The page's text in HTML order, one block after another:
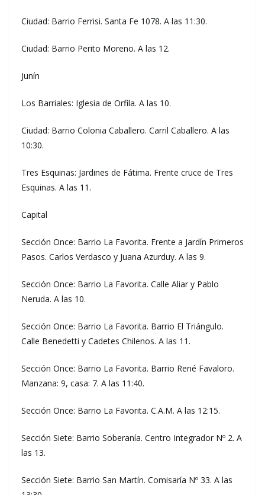
Ciudad: Barrio Ferrisi. Santa Fe 1078. A las 11:30.
Ciudad: Barrio Perito Moreno. A las 12.
Junín
Los Barriales: Iglesia de Orfila. A las 10.
Ciudad: Barrio Colonia Caballero. Carril Caballero. A las
10:30.
Tres Esquinas: Jardines de Fátima. Frente cruce de Tres
Esquinas. A las 11.
Capital
Sección Once: Barrio La Favorita. Frente a Jardín Primeros
Pasos. Carlos Verdasco y Juana Azurduy. A las 9.
Sección Once: Barrio La Favorita. Calle Aliar y Pablo
Neruda. A las 10.
Sección Once: Barrio La Favorita. Barrio El Triángulo.
Calle Benedetti y Cadetes Chilenos. A las 11.
Sección Once: Barrio La Favorita. Barrio René Favaloro.
Manzana: 9, casa: 7. A las 11:40.
Sección Once: Barrio La Favorita. C.A.M. A las 12:15.
Sección Siete: Barrio Soberanía. Centro Integrador Nº 2. A
las 13.
Sección Siete: Barrio San Martín. Comisaría Nº 33. A las